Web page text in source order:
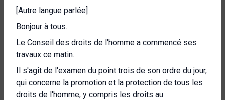
[Autre langue parlée]
Bonjour à tous.
Le Conseil des droits de l'homme a commencé ses
travaux ce matin.
Il s'agit de l'examen du point trois de son ordre du jour,
qui concerne la promotion et la protection de tous les
droits de l'homme, y compris les droits au